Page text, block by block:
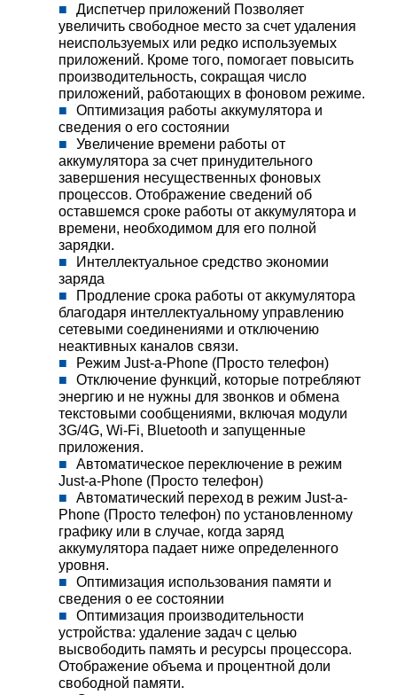
Диспетчер приложений Позволяет
увеличить свободное место за счет удаления
неиспользуемых или редко используемых
приложений. Кроме того, помогает повысить
производительность, сокращая число
приложений, работающих в фоновом режиме.
Оптимизация работы аккумулятора и
сведения о его состоянии
Увеличение времени работы от
аккумулятора за счет принудительного
завершения несущественных фоновых
процессов. Отображение сведений об
оставшемся сроке работы от аккумулятора и
времени, необходимом для его полной
зарядки.
Интеллектуальное средство экономии
заряда
Продление срока работы от аккумулятора
благодаря интеллектуальному управлению
сетевыми соединениями и отключению
неактивных каналов связи.
Режим Just-a-Phone (Просто телефон)
Отключение функций, которые потребляют
энергию и не нужны для звонков и обмена
текстовыми сообщениями, включая модули
3G/4G, Wi-Fi, Bluetooth и запущенные
приложения.
Автоматическое переключение в режим
Just-a-Phone (Просто телефон)
Автоматический переход в режим Just-a-
Phone (Просто телефон) по установленному
графику или в случае, когда заряд
аккумулятора падает ниже определенного
уровня.
Оптимизация использования памяти и
сведения о ее состоянии
Оптимизация производительности
устройства: удаление задач с целью
высвободить память и ресурсы процессора.
Отображение объема и процентной доли
свободной памяти.